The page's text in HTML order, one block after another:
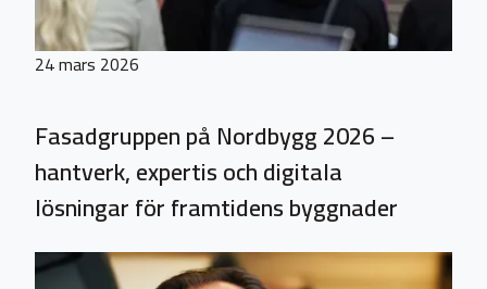
24 mars 2026
Fasadgruppen på Nordbygg 2026 –
hantverk, expertis och digitala
lösningar för framtidens byggnader